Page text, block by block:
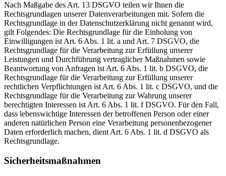
Nach Maßgabe des Art. 13 DSGVO teilen wir Ihnen die
Rechtsgrundlagen unserer Datenverarbeitungen mit. Sofern die
Rechtsgrundlage in der Datenschutzerklärung nicht genannt wird,
gilt Folgendes: Die Rechtsgrundlage für die Einholung von
Einwilligungen ist Art. 6 Abs. 1 lit. a und Art. 7 DSGVO, die
Rechtsgrundlage für die Verarbeitung zur Erfüllung unserer
Leistungen und Durchführung vertraglicher Maßnahmen sowie
Beantwortung von Anfragen ist Art. 6 Abs. 1 lit. b DSGVO, die
Rechtsgrundlage für die Verarbeitung zur Erfüllung unserer
rechtlichen Verpflichtungen ist Art. 6 Abs. 1 lit. c DSGVO, und die
Rechtsgrundlage für die Verarbeitung zur Wahrung unserer
berechtigten Interessen ist Art. 6 Abs. 1 lit. f DSGVO. Für den Fall,
dass lebenswichtige Interessen der betroffenen Person oder einer
anderen natürlichen Person eine Verarbeitung personenbezogener
Daten erforderlich machen, dient Art. 6 Abs. 1 lit. d DSGVO als
Rechtsgrundlage.
Sicherheitsmaßnahmen